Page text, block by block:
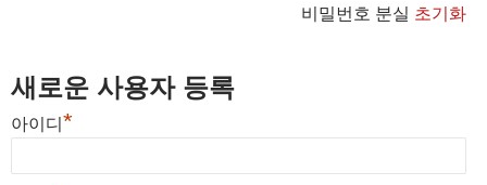
비밀번호 분실 초기화
새로운 사용자 등록
아이디 *